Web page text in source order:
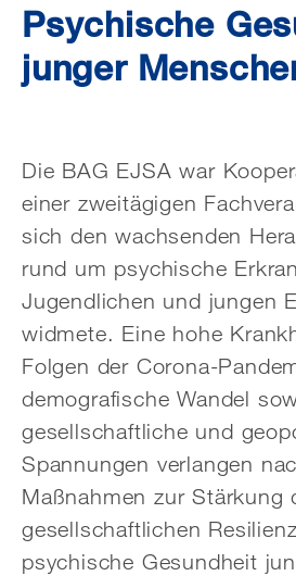
Psychische
junger
Die BAG EJSA war
einer zweitägigen
sich den wachsenden
rund um psychische
Jugendlichen und jungen
widmete. Eine hohe
Folgen der Corona-
demografische Wandel
gesellschaftliche und
Spannungen verlangen
Maßnahmen zur Stärkung
gesellschaftlichen
psychische Gesundheit